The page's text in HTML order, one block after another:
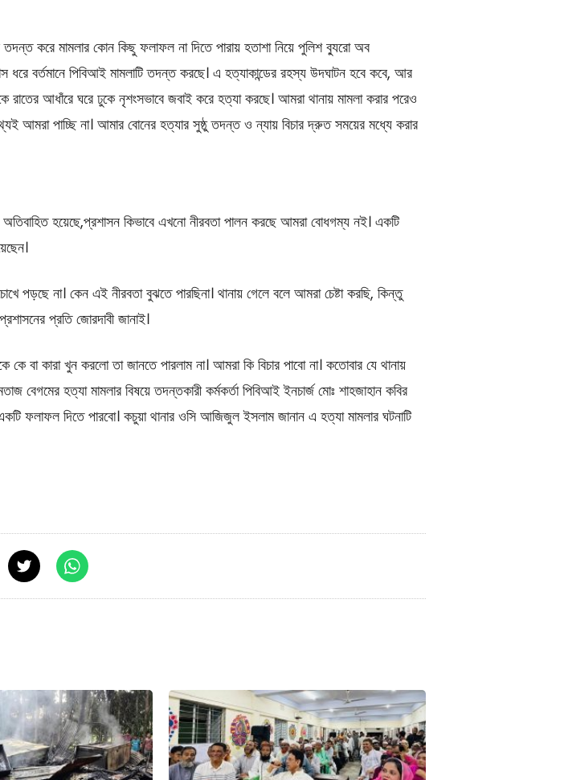
করে মামলার কোন কিছু ফলাফল না দিতে পারায় হতাশা নিয়ে পুলিশ ব্যুরো অব
বর্তমানে পিবিআই মামলাটি তদন্ত করছে। এ হত্যাকান্ডের রহস্য উদঘাটন হবে কবে, আর
আধাঁরে ঘরে ঢুকে নৃশংসভাবে জবাই করে হত্যা করছে। আমরা থানায় মামলা করার পরেও
আমরা পাচ্ছি না। আমার বোনের হত্যার সুষ্ঠু তদন্ত ও ন্যায় বিচার দ্রুত সময়ের মধ্যে করার
হয়েছে,প্রশাসন কিভাবে এখনো নীরবতা পালন করছে আমরা বোধগম্য নই। একটি
পড়ছে না। কেন এই নীরবতা বুঝতে পারছিনা। থানায় গেলে বলে আমরা চেষ্টা করছি, কিন্তু
প্রতি জোরদাবী জানাই।
কারা খুন করলো তা জানতে পারলাম না। আমরা কি বিচার পাবো না। কতোবার যে থানায়
বেগমের হত্যা মামলার বিষয়ে তদন্তকারী কর্মকর্তা পিবিআই ইনচার্জ মোঃ শাহজাহান কবির
ফলাফল দিতে পারবো। কচুয়া থানার ওসি আজিজুল ইসলাম জানান এ হত্যা মামলার ঘটনাটি